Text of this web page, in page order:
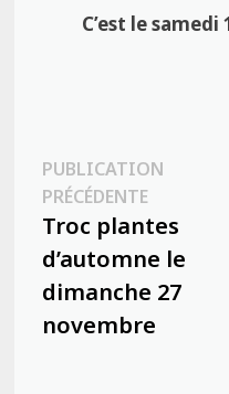
C’est le
Navigation
de
l’article
PUBLICATION
PRÉCÉDENTE
Troc plantes
d’automne le
dimanche 27
novembre